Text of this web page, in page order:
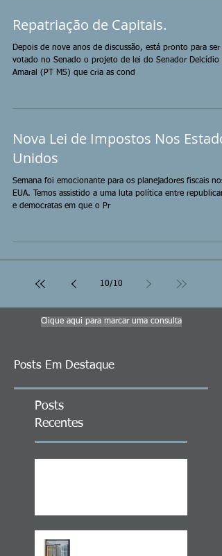
Repatriação de Capitais.
Depois de nove anos de discussão, está pronto para ser
votado no Senado o projeto de lei do Senador Delcídio
Amaral (PT MS) que cria as cond
Nova Lei de Impostos Nos
Unidos
Semana foi emocionante para os planejadores fiscais nos
EUA. Temos assistido a uma luta política entre
e democratas em que o Pr
10/10
Clique aqui para marcar uma consulta
Posts Em Destaque
Posts
Recentes